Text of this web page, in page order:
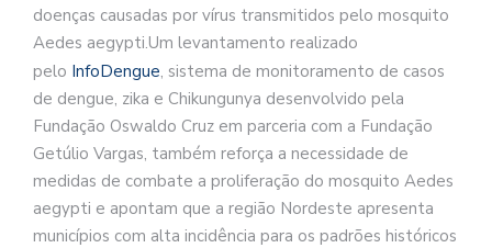
doenças causadas por vírus transmitidos pelo mosquito
Aedes aegypti.Um levantamento realizado
pelo InfoDengue, sistema de monitoramento de casos
de dengue, zika e Chikungunya desenvolvido pela
Fundação Oswaldo Cruz em parceria com a Fundação
Getúlio Vargas, também reforça a necessidade de
medidas de combate a proliferação do mosquito Aedes
aegypti e apontam que a região Nordeste apresenta
municípios com alta incidência para os padrões históricos